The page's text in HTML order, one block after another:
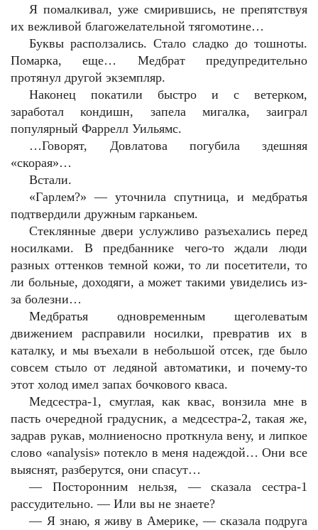
Я помалкивал, уже смирившись, не препятствуя
их вежливой благожелательной тягомотине…
Буквы расползались. Стало сладко до тошноты.
Помарка, еще… Медбрат предупредительно
протянул другой экземпляр.
Наконец покатили быстро и с ветерком,
заработал кондишн, запела мигалка, заиграл
популярный Фаррелл Уильямс.
…Говорят, Довлатова погубила здешняя
«скорая»…
Встали.
«Гарлем?» — уточнила спутница, и медбратья
подтвердили дружным гарканьем.
Стеклянные двери услужливо разъехались перед
носилками. В предбаннике чего-то ждали люди
разных оттенков темной кожи, то ли посетители, то
ли больные, доходяги, а может такими увиделись из-
за болезни…
Медбратья одновременным щеголеватым
движением расправили носилки, превратив их в
каталку, и мы въехали в небольшой отсек, где было
совсем стыло от ледяной автоматики, и почему-то
этот холод имел запах бочкового кваса.
Медсестра-1, смуглая, как квас, вонзила мне в
пасть очередной градусник, а медсестра-2, такая же,
задрав рукав, молниеносно проткнула вену, и липкое
слово «analysis» потекло в меня надеждой… Они все
выяснят, разберутся, они спасут…
— Посторонним нельзя, — сказала сестра-1
рассудительно. — Или вы не знаете?
— Я знаю, я живу в Америке, — сказала подруга